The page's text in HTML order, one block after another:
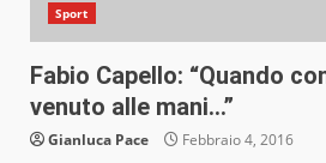
Sport
Fabio Capello: “Quando
venuto alle mani…”
Gianluca Pace Febbraio 4, 2016